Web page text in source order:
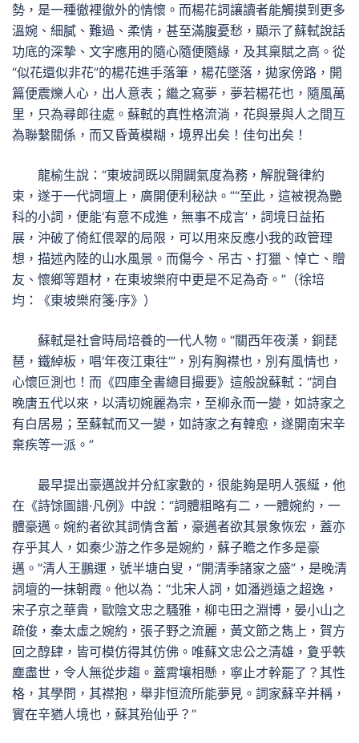
勢，是一種徹裡徹外的情懷。而楊花詞讓讀者能觸摸到更多
溫婉、細膩、難過、柔情，甚至滿腹憂愁，顯示了蘇軾說話
功底的深摯、文字應用的隨心隨便隨緣，及其稟賦之高。從
“似花還似非花”的楊花進手落筆，楊花墜落，拋家傍路，開
篇便震爍人心，出人意表；繼之寫夢，夢若楊花也，隨風萬
里，只為尋郎往處。蘇軾的真性格流淌，花與景與人之間互
為聯繫關係，而又昏黃模糊，境界出矣！佳句出矣！
龍榆生說：“東坡詞既以開闢氣度為務，解脫聲律約
束，遂于一代詞壇上，廣開便利秘訣。”“至此，這被視為艷
科的小詞，便能‘有意不成進，無事不成言’，詞境日益拓
展，沖破了倚紅偎翠的局限，可以用來反應小我的政管理
想，描述內陸的山水風景。而傷今、吊古、打獵、悼亡、贈
友、懷鄉等題材，在東坡樂府中更是不足為奇。”（徐培
均：《東坡樂府箋·序》）
蘇軾是社會時局培養的一代人物。“關西年夜漢，銅琵
琶，鐵綽板，唱‘年夜江東往’”，別有胸襟也，別有風情也，
心懷叵測也！而《四庫全書總目撮要》這般說蘇軾：“詞自
晚唐五代以來，以清切婉麗為宗，至柳永而一變，如詩家之
有白居易；至蘇軾而又一變，如詩家之有韓愈，遂開南宋辛
棄疾等一派。”
最早提出豪邁說并分紅家數的，很能夠是明人張綖，他
在《詩馀圖譜·凡例》中說：“詞體粗略有二，一體婉約，一
體豪邁。婉約者欲其詞情含蓄，豪邁者欲其景象恢宏，蓋亦
存乎其人，如秦少游之作多是婉約，蘇子瞻之作多是豪
邁。”清人王鵬運，號半塘白叟，“開清季諸家之盛”，是晚清
詞壇的一抹朝霞。他以為：“北宋人詞，如潘逍遠之超逸，
宋子京之華貴，歐陰文忠之騷雅，柳屯田之淵博，晏小山之
疏俊，秦太虛之婉約，張子野之流麗，黃文節之雋上，賀方
回之醇肆，皆可模仿得其仿佛。唯蘇文忠公之清雄，夐乎軼
塵盡世，令人無從步趨。蓋霄壤相懸，寧止才幹罷了？其性
格，其學問，其襟抱，舉非恒流所能夢見。詞家蘇辛并稱，
實在辛猶人境也，蘇其殆仙乎？”